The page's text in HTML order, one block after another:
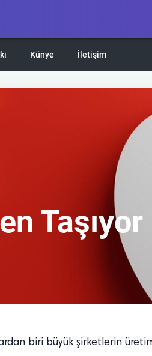
Künye İletişim
Taşıyor
biri büyük şirketlerin